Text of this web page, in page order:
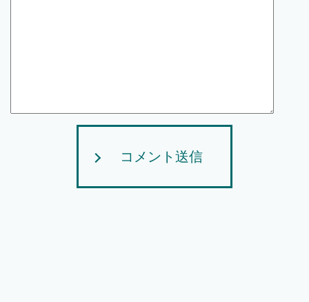
コメント送信